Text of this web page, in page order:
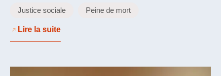
Justice sociale Peine de mort
Lire la suite